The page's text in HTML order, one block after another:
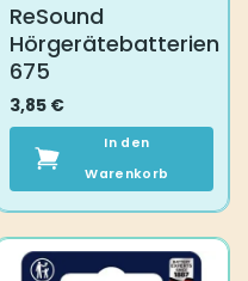
ReSound
Hörgerätebatterien
675
3,85 €
In den
Warenkorb